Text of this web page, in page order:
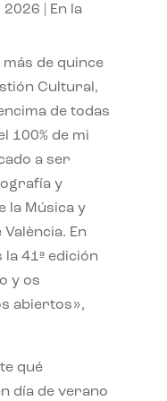
2026
En la
más de quince
Cultural,
de todas
100% de mi
a ser
y
la Música y
En
41ª edición
y os
abiertos»,
qué
día de verano